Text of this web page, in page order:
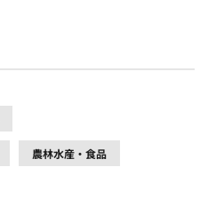
農林水産・食品